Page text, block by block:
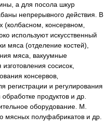
а для посола шкур
непрерывного действия. В
консервном,
используют искусственный
мяса (отделение костей),
мяса, вакуумные
сосисок,
консервов,
регистрации и регулирования
продуктов и др.
оборудование. М.
мясных полуфабрикатов и др.